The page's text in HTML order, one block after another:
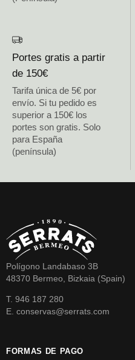
Portes gratis a partir
de 150€
Tarifa única de 5€ por
envío. Si tu pedido es
superior a 150€ los
portes son gratis. Solo
para España
(península)
Polígono Landabaso 3B
48370 Bermeo, Bizkaia (Spain)
T. 946 187 280
E. conservas@serrats.com
FORMAS DE PAGO